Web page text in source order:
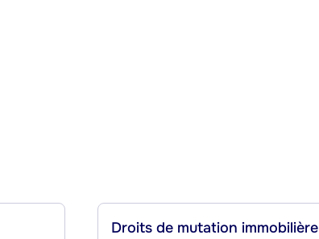
Droits de mutation immobilière